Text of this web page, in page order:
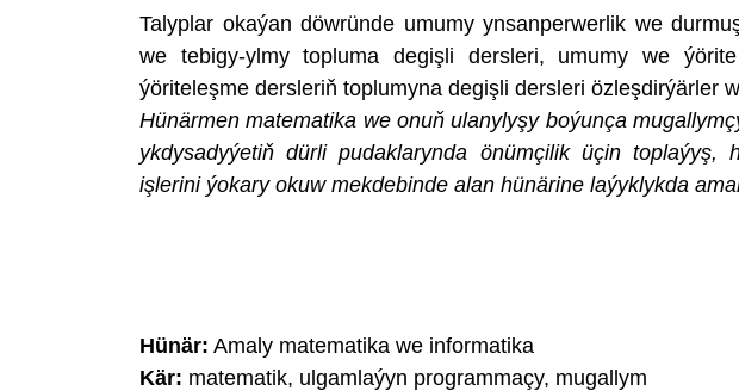
Talyplar okaýan döwründe umumy ynsanperwerlik we
we tebigy-ylmy topluma degişli dersleri, umumy we
ýöriteleşme dersleriň toplumyna degişli dersleri özleşdirýärler
Hünärmen matematika we onuň ulanylyşy boýunça
ykdysadyýetiň dürli pudaklarynda önümçilik üçin toplaýyş,
işlerini ýokary okuw mekdebinde alan hünärine laýyklykda
Hünär: Amaly matematika we informatika
Kär: matematik, ulgamlaýyn programmaçy, mugallym